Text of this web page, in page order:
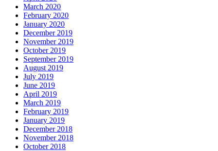
March 2020
February 2020
January 2020
December 2019
November 2019
October 2019
September 2019
August 2019
July 2019
June 2019
April 2019
March 2019
February 2019
January 2019
December 2018
November 2018
October 2018